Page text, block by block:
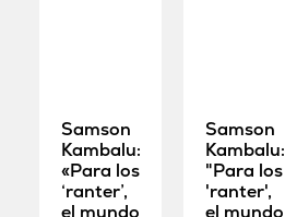
Samson
Kambalu:
«Para los
‘ranter’,
el mundo
Samson
Kambalu:
"Para los
'ranter',
el mundo